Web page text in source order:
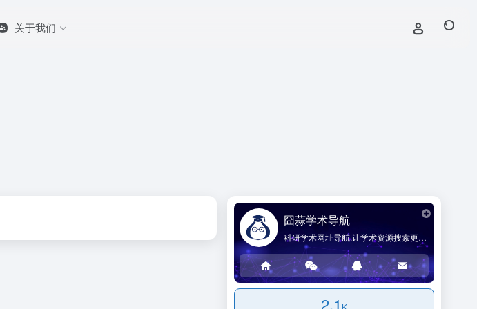
关于我们
囧蒜学术导航
科研学术网址导航,让学术资源搜索更简单!
2.1 K